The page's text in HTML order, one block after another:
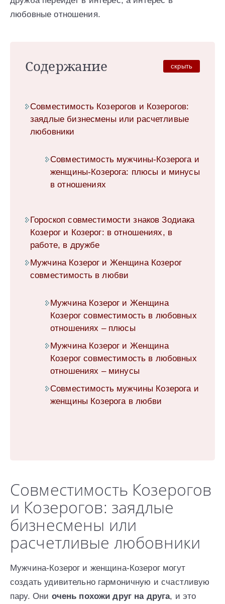
любовные отношения.
Содержание скрыть
Совместимость Козерогов и Козерогов:
заядлые бизнесмены или расчетливые
любовники
Совместимость мужчины-Козерога и
женщины-Козерога: плюсы и минусы
в отношениях
Гороскоп совместимости знаков Зодиака
Козерог и Козерог: в отношениях, в
работе, в дружбе
Мужчина Козерог и Женщина Козерог
совместимость в любви
Мужчина Козерог и Женщина
Козерог совместимость в любовных
отношениях – плюсы
Мужчина Козерог и Женщина
Козерог совместимость в любовных
отношениях – минусы
Совместимость мужчины Козерога и
женщины Козерога в любви
Совместимость Козерогов
и Козерогов: заядлые
бизнесмены или
расчетливые любовники
Мужчина-Козерог и женщина-Козерог могут
создать удивительно гармоничную и счастливую
пару. Они очень похожи друг на друга, и это